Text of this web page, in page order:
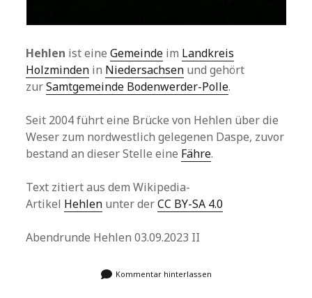
Hehlen ist eineGemeinde im Landkreis
Holzminden in Niedersachsen und gehört
zurSamtgemeinde Bodenwerder-Polle.
Seit 2004 führt eine Brücke von Hehlen über die
Weser zum nordwestlich gelegenen Daspe, zuvor
bestand an dieser Stelle eine Fähre.
Text zitiert aus dem Wikipedia-
Artikel Hehlen unter derCC BY-SA 4.0
Abendrunde Hehlen 03.09.2023 II
Kommentar hinterlassen